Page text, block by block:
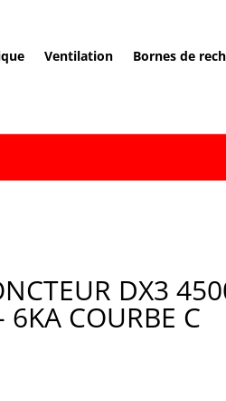
Ventilation Bornes de
DX3
COURBE C